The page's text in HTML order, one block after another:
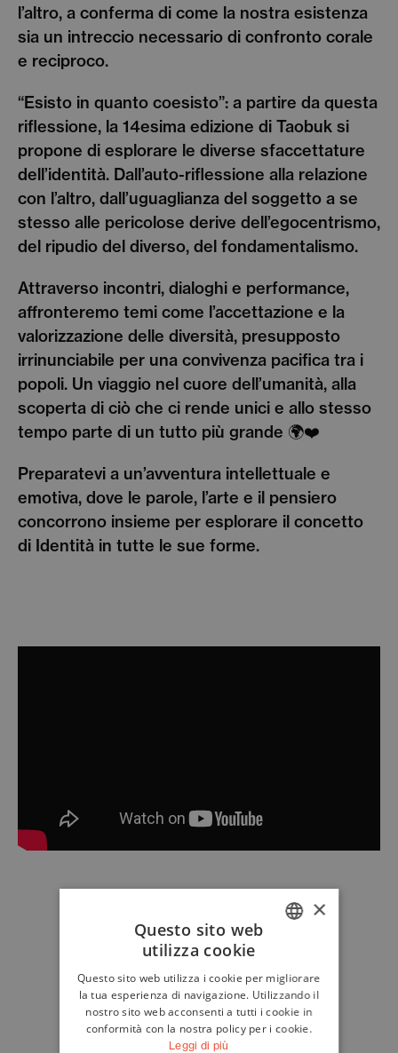
l’altro, a conferma di come la nostra esistenza
sia un intreccio necessario di confronto corale
e reciproco.
“Esisto in quanto coesisto”: a partire da questa
riflessione, la 14esima edizione di Taobuk si
propone di esplorare le diverse sfaccettature
dell’identità. Dall’auto-riflessione alla relazione
con l’altro, dall’uguaglianza del soggetto a se
stesso alle pericolose derive dell’egocentrismo,
del ripudio del diverso, del fondamentalismo.
Attraverso incontri, dialoghi e performance,
affronteremo temi come l’accettazione e la
valorizzazione delle diversità, presupposto
irrinunciabile per una convivenza pacifica tra i
popoli. Un viaggio nel cuore dell’umanità, alla
scoperta di ciò che ci rende unici e allo stesso
tempo parte di un tutto più grande 🌍❤️
Preparatevi a un’avventura intellettuale e
emotiva, dove le parole, l’arte e il pensiero
concorrono insieme per esplorare il concetto
di Identità in tutte le sue forme.
ENGLISH
×
Questo sito web
utilizza cookie
Questo sito web utilizza i cookie per migliorare
la tua esperienza di navigazione. Utilizzando il
nostro sito web acconsenti a tutti i cookie in
conformità con la nostra policy per i cookie.
Leggi di più